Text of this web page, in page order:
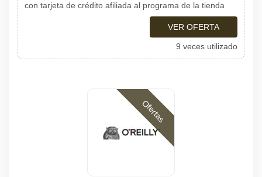
con tarjeta de crédito afiliada al programa de la tienda
VER OFERTA
9 veces utilizado
Ofertas